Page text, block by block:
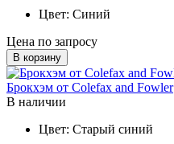
Цвет: Синий
Цена по запросу
В корзину
Брокхэм от Colefax and Fowler
В наличии
Цвет: Старый синий